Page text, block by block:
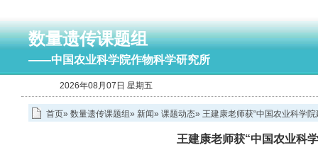
数量遗传课题组
——中国农业科学院作物科学研究所
2026年08月07日 星期五
首页» 数量遗传课题组» 新闻» 课题动态» 王建康老师获“中国农业科学
王建康老师获“中国农业科